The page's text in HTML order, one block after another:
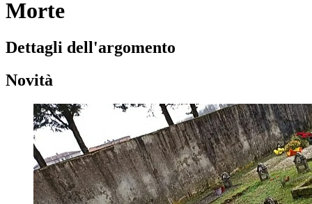
Morte
Dettagli dell'argomento
Novità